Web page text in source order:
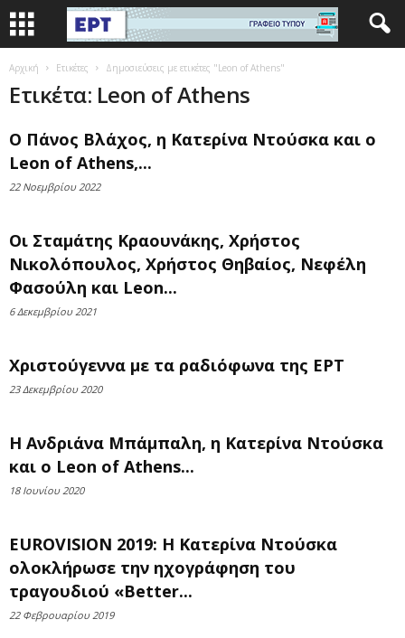
Αρχική Ετικέτες Δημοσιεύσεις με ετικέτες "Leon of Athens"
Ετικέτα: Leon of Athens
Ο Πάνος Βλάχος, η Κατερίνα Ντούσκα και ο
Leon of Athens,...
22 Νοεμβρίου 2022
Οι Σταμάτης Κραουνάκης, Χρήστος
Νικολόπουλος, Χρήστος Θηβαίος, Νεφέλη
Φασούλη και Leon...
6 Δεκεμβρίου 2021
Χριστούγεννα με τα ραδιόφωνα της ΕΡΤ
23 Δεκεμβρίου 2020
H Ανδριάνα Μπάμπαλη, η Κατερίνα Ντούσκα
και ο Leon of Athens...
18 Ιουνίου 2020
EUROVISION 2019: Η Κατερίνα Ντούσκα
ολοκλήρωσε την ηχογράφηση του
τραγουδιού «Better...
22 Φεβρουαρίου 2019